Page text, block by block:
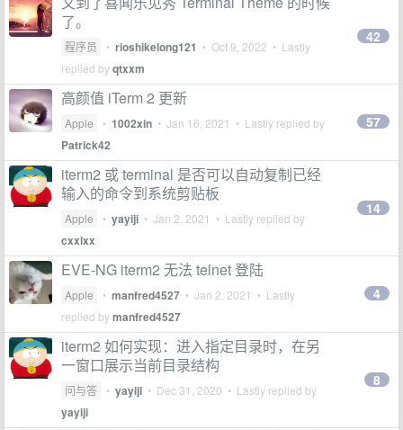
了。
程序员 • rioshikelong121 • Oct 9, 2022 • Lastly
replied byqtxxm
42
高颜值 iTerm 2 更新
Apple • 1002xin • Jan 16, 2021 • Lastly replied by
Patrick42
57
iterm2 或 terminal 是否可以自动复制已经
输入的命令到系统剪贴板
Apple • yayiji • Jan 2, 2021 • Lastly replied by
cxxlxx
14
EVE-NG iterm2 无法 telnet 登陆
Apple • manfred4527 • Jan 2, 2021 • Lastly
replied bymanfred4527
4
iterm2 如何实现：进入指定目录时，在另
一窗口展示当前目录结构
问与答 • yayiji • Dec 31, 2020 • Lastly replied by
yayiji
8